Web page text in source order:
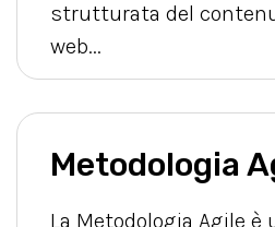
strutturata del
web...
Metodologia
La Metodologia Agile è